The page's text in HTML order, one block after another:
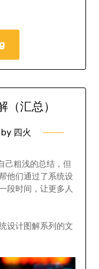
汇总）
四火
己粗浅的总结，但
他们通过了系统设
段时间，让更多人
设计图解系列的文